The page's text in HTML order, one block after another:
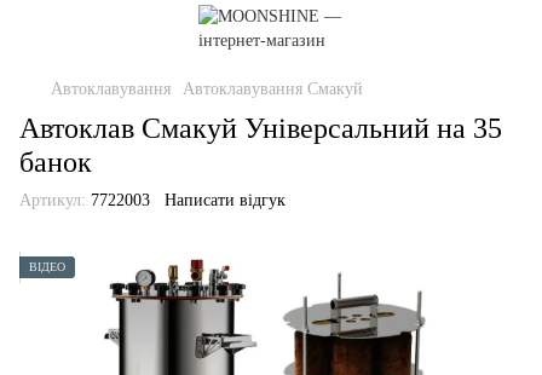
Автоклавування Автоклавування Смакуй
Автоклав Смакуй Універсальний на 35
банок
Артикул: 7722003 Написати відгук
ВІДЕО